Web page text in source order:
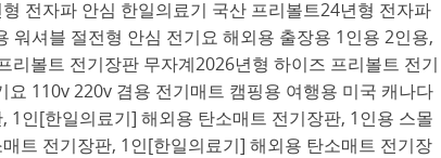
전자파 안심 한일의료기 국산 프리볼트24년형 전자파
워셔블 절전형 안심 전기요 해외용 출장용 1인용 2인용,
리볼트 전기장판 무자계2026년형 하이즈 프리볼트 전기
110v 220v 겸용 전기매트 캠핑용 여행용 미국 캐나다
1인[한일의료기] 해외용 탄소매트 전기장판, 1인용 스몰
트 전기장판, 1인[한일의료기] 해외용 탄소매트 전기장